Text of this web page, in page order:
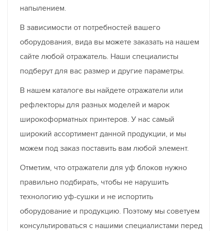
напылением.
В зависимости от потребностей вашего
оборудования, вида вы можете заказать на нашем
сайте любой отражатель. Наши специалисты
подберут для вас размер и другие параметры.
В нашем каталоге вы найдете отражатели или
рефлекторы для разных моделей и марок
широкоформатных принтеров. У нас самый
широкий ассортимент данной продукции, и мы
можем под заказ поставить вам любой элемент.
Отметим, что отражатели для уф блоков нужно
правильно подбирать, чтобы не нарушить
технологию уф-сушки и не испортить
оборудование и продукцию. Поэтому мы советуем
консультироваться с нашими специалистами перед